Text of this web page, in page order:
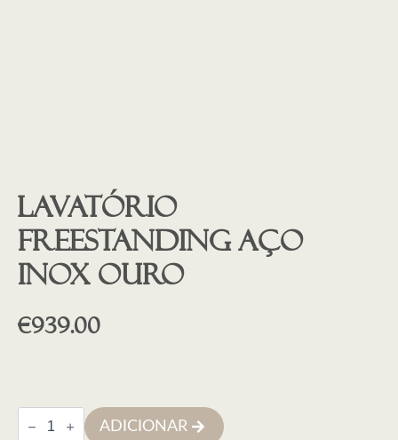
Lavatório
freestanding aço
inox OURO
€939.00
Quantidade
de
ADICIONAR